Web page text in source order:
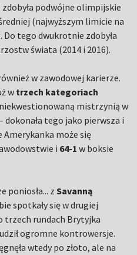
podwójne olimpijskie
(najwyższym limicie na
Do tego dwukrotnie zdobyła
świata (2014 i 2016).
w zawodowej karierze.
w trzech kategoriach
niekwestionowaną mistrzynią w
dokonała tego jako pierwsza i
Amerykanka może się
i 64-1 w boksie
poniosła... zSavanną
spotkały się w drugiej
trzech rundach Brytyjka
ogromne kontrowersje.
wtedy po złoto, ale na